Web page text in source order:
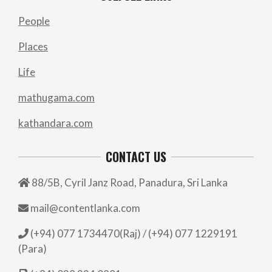
People
Places
Life
mathugama.com
kathandara.com
CONTACT US
88/5B, Cyril Janz Road, Panadura, Sri Lanka
mail@contentlanka.com
(+94) 077 1734470(Raj) / (+94) 077 1229191
(Para)